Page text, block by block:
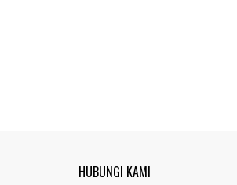
HUBUNGI KAMI